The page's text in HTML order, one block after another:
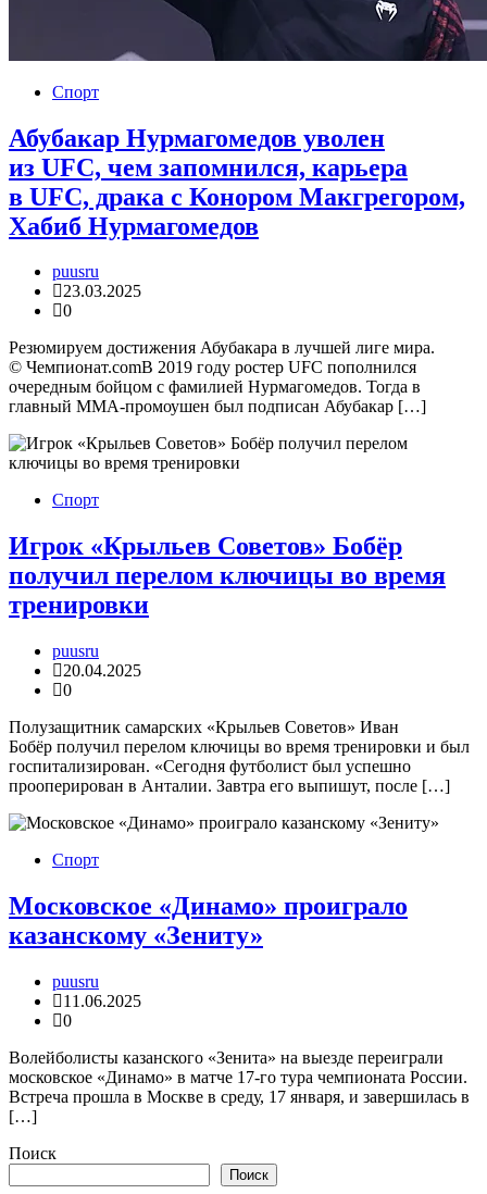
Спорт
Абубакар Нурмагомедов уволен
из UFC, чем запомнился, карьера
в UFC, драка с Конором Макгрегором,
Хабиб Нурмагомедов
puusru
23.03.2025
0
Резюмируем достижения Абубакара в лучшей лиге мира.
© Чемпионат.comВ 2019 году ростер UFC пополнился
очередным бойцом с фамилией Нурмагомедов. Тогда в
главный ММА-промоушен был подписан Абубакар […]
Спорт
Игрок «Крыльев Советов» Бобёр
получил перелом ключицы во время
тренировки
puusru
20.04.2025
0
Полузащитник самарских «Крыльев Советов» Иван
Бобёр получил перелом ключицы во время тренировки и был
госпитализирован. «Сегодня футболист был успешно
прооперирован в Анталии. Завтра его выпишут, после […]
Спорт
Московское «Динамо» проиграло
казанскому «Зениту»
puusru
11.06.2025
0
Волейболисты казанского «Зенита» на выезде переиграли
московское «Динамо» в матче 17‑го тура чемпионата России.
Встреча прошла в Москве в среду, 17 января, и завершилась в
[…]
Поиск
Поиск